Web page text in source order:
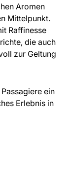
Aromen
Mittelpunkt.
Raffinesse
die auch
zur Geltung
ein
Erlebnis in